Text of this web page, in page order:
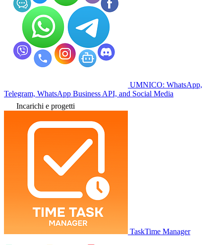
UMNICO: WhatsApp,
Telegram, WhatsApp Business API, and Social Media
Incarichi e progetti
TaskTime Manager